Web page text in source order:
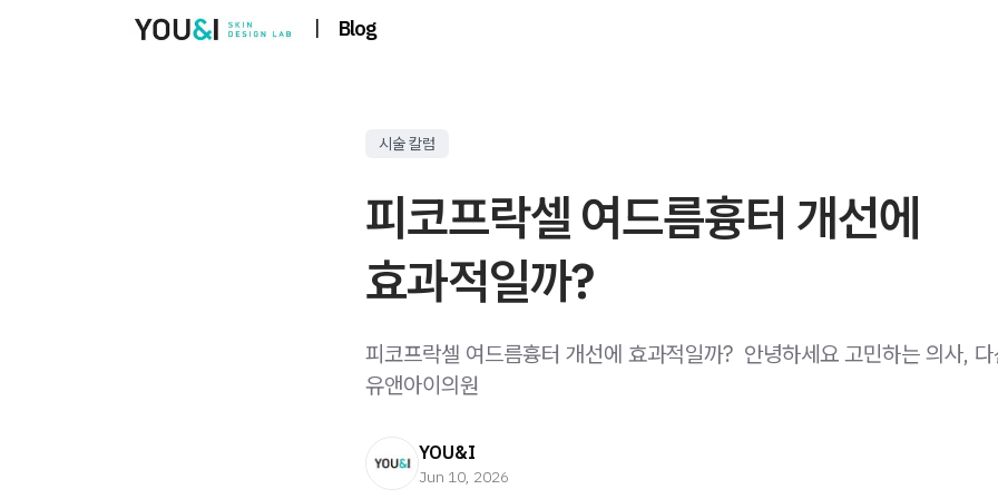
| Blog
시술 칼럼
피코프락셀 여드름흉터 개선에
효과적일까?
피코프락셀 여드름흉터 개선에 효과적일까? ​ 안녕하세요 고민하는 의사,
유앤아이의원
YOU&I
Jun 10, 2026